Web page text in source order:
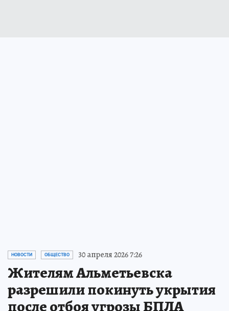
НОВОСТИ ОБЩЕСТВО 30 апреля 2026 7:26
Жителям Альметьевска
разрешили покинуть укрытия
после отбоя угрозы БПЛА